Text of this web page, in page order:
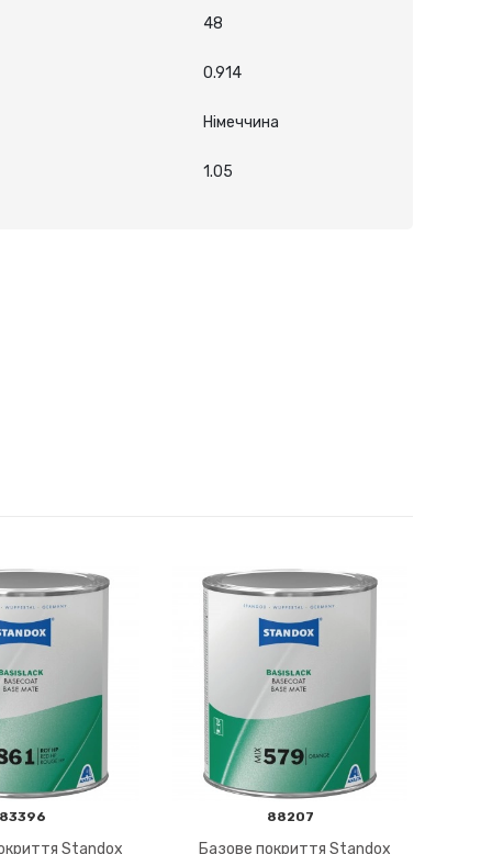
48
0.914
Німеччина
1.05
83396
Standox
88207
Базове покриття Standox